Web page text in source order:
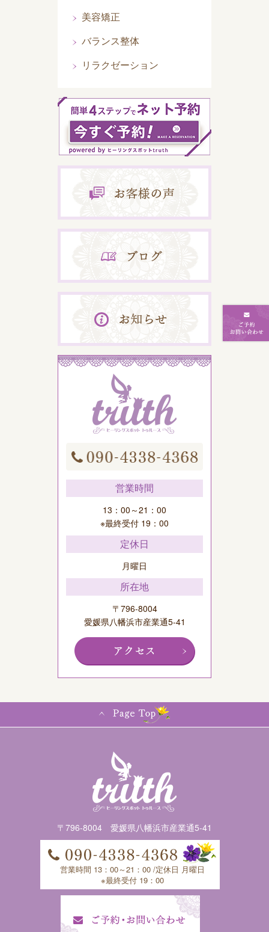
美容矯正
バランス整体
リラクゼーション
営業時間
13：00～21：00
※最終受付 19：00
定休日
月曜日
所在地
〒796-8004
愛媛県八幡浜市産業通5-41
〒796-8004 愛媛県八幡浜市産業通5-41
営業時間 13：00～21：00 /定休日 月曜日
※最終受付 19：00